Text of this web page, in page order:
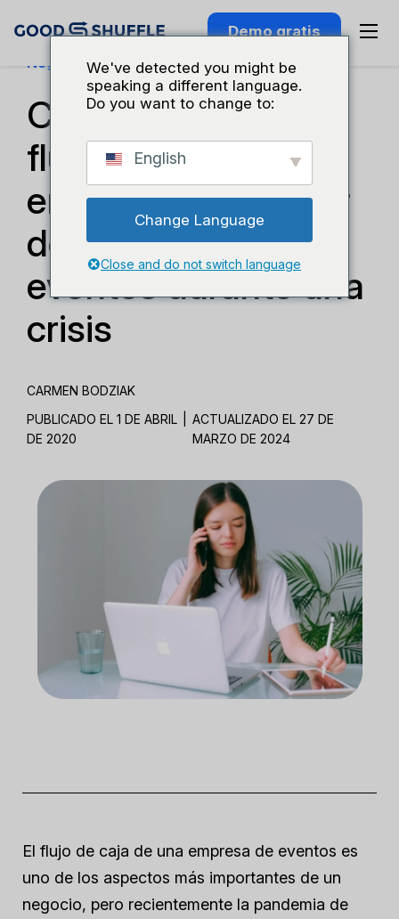
Demo gratis
Negocios Y Crecimiento
Cómo mejorar el
flujo de caja de mi
empresa de alquiler
de material para
eventos durante una
crisis
CARMEN BODZIAK
PUBLICADO EL 1 DE ABRIL
DE 2020
ACTUALIZADO EL 27 DE
MARZO DE 2024
El flujo de caja de una empresa de eventos es
uno de los aspectos más importantes de un
negocio, pero recientemente la pandemia de
We've detected you might be
speaking a different language.
Do you want to change to:
English
Change Language
Close and do not switch language